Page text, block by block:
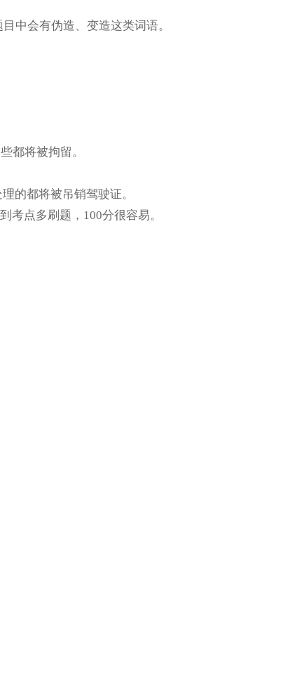
中会有伪造、变造这类词语。
都将被拘留。
的都将被吊销驾驶证。
考点多刷题，100分很容易。